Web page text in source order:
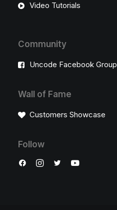
Video Tutorials
Community
Uncode Facebook Group
Wall of Fame
Customers Showcase
Follow